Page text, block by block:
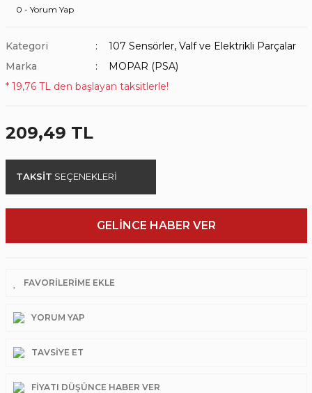
0 - Yorum Yap
Kategori
107 Sensörler, Valf ve Elektrikli Parçalar
Marka
MOPAR (PSA)
* 19,76 TL den başlayan taksitlerle!
209,49 TL
TAKSİT SEÇENEKLERİ
GELİNCE HABER VER
YORUM YAP
TAVSIYE ET
FIYATI DÜŞÜNCE HABER VER